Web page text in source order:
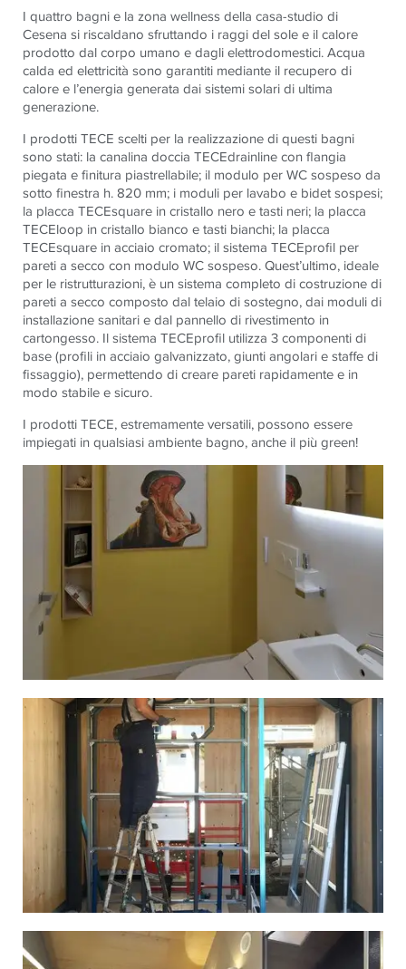
I quattro bagni e la zona wellness della casa-studio di
Cesena si riscaldano sfruttando i raggi del sole e il calore
prodotto dal corpo umano e dagli elettrodomestici. Acqua
calda ed elettricità sono garantiti mediante il recupero di
calore e l’energia generata dai sistemi solari di ultima
generazione.
I prodotti TECE scelti per la realizzazione di questi bagni
sono stati: la canalina doccia TECEdrainline con flangia
piegata e finitura piastrellabile; il modulo per WC sospeso da
sotto finestra h. 820 mm; i moduli per lavabo e bidet sospesi;
la placca TECEsquare in cristallo nero e tasti neri; la placca
TECEloop in cristallo bianco e tasti bianchi; la placca
TECEsquare in acciaio cromato; il sistema TECEprofil per
pareti a secco con modulo WC sospeso. Quest’ultimo, ideale
per le ristrutturazioni, è un sistema completo di costruzione di
pareti a secco composto dal telaio di sostegno, dai moduli di
installazione sanitari e dal pannello di rivestimento in
cartongesso. Il sistema TECEprofil utilizza 3 componenti di
base (profili in acciaio galvanizzato, giunti angolari e staffe di
fissaggio), permettendo di creare pareti rapidamente e in
modo stabile e sicuro.
I prodotti TECE, estremamente versatili, possono essere
impiegati in qualsiasi ambiente bagno, anche il più green!